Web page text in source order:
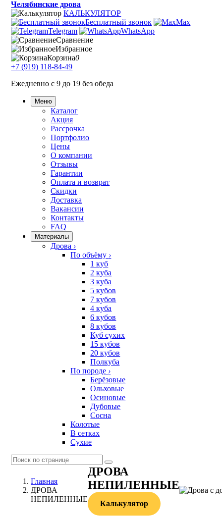
Челябинские дрова
КАЛЬКУЛЯТОР
Бесплатный звонок
Max
Telegram
WhatsApp
Сравнение
Избранное
Корзина0
+7 (919) 118-84-49
Ежедневно с 9 до 19 без обеда
Меню
Каталог
Акция
Рассрочка
Портфолио
Цены
О компании
Отзывы
Гарантии
Оплата и возврат
Скидки
Доставка
Вакансии
Контакты
FAQ
Материалы
Дрова ›
По объёму ›
1 куб
2 куба
3 куба
5 кубов
7 кубов
4 куба
6 кубов
8 кубов
Куб сухих
15 кубов
20 кубов
Полкуба
По породе ›
Берёзовые
Ольховые
Осиновые
Дубовые
Сосна
Колотые
В сетках
Сухие
Главная
ДРОВА
НЕПИЛЕННЫЕ
ДРОВА
НЕПИЛЕННЫЕ
Калькулятор